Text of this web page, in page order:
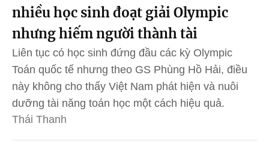
nhiều học sinh đoạt giải Olympic
nhưng hiếm người thành tài
Liên tục có học sinh đứng đầu các kỳ Olympic
Toán quốc tế nhưng theo GS Phùng Hồ Hải, điều
này không cho thấy Việt Nam phát hiện và nuôi
dưỡng tài năng toán học một cách hiệu quả.
Thái Thanh